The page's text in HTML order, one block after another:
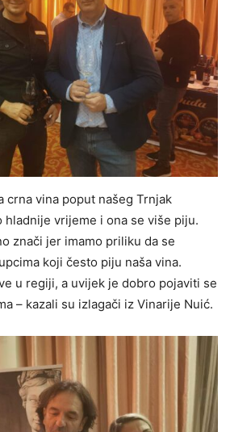
crna vina poput našeg Trnjak
hladnije vrijeme i ona se više piju.
znači jer imamo priliku da se
koji često piju naša vina.
u regiji, a uvijek je dobro pojaviti se
– kazali su izlagači iz Vinarije Nuić.